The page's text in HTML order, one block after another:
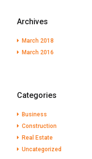
Archives
March 2018
March 2016
Categories
Business
Construction
Real Estate
Uncategorized